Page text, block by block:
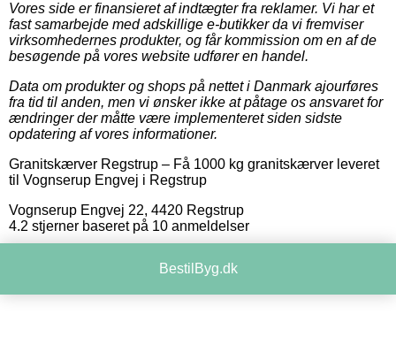
Vores side er finansieret af indtægter fra reklamer. Vi har et
fast samarbejde med adskillige e-butikker da vi fremviser
virksomhedernes produkter, og får kommission om en af de
besøgende på vores website udfører en handel.
Data om produkter og shops på nettet i Danmark ajourføres
fra tid til anden, men vi ønsker ikke at påtage os ansvaret for
ændringer der måtte være implementeret siden sidste
opdatering af vores informationer.
Granitskærver Regstrup – Få 1000 kg granitskærver leveret
til Vognserup Engvej i Regstrup
Vognserup Engvej 22, 4420 Regstrup
4.2 stjerner baseret på 10 anmeldelser
BestilByg.dk